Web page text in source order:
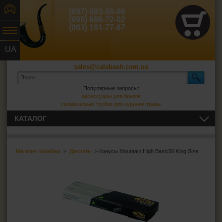
UA
(097) 083-86-66
(095) 666-72-02
(063) 191-77-67
sales@calabash.com.ua
Популярные запросы:
аксессуары для бонгов
силиконовые трубки для курения травы
Магазин Калабаш > Джоинты > Конусы Mountain High Basic50 King Size
КАТАЛОГ
ВСЁ ДЛЯ СИГАРЕТ И САМОКРУТОК
ЗАЖИГАЛКИ